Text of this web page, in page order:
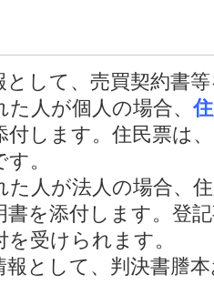
として、売買契約書
た人が個人の場合、
付します。住民票は
。
た人が法人の場合、
書を添付します。登
受けられます。
報として、判決書謄